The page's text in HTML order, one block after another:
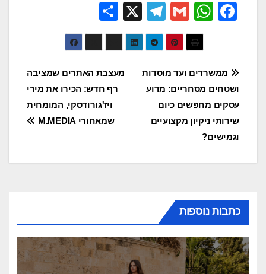
F
e
b
o
o
k
W
h
at
s
A
p
p
G
m
ail
T
el
e
gr
a
X
h
ar
e
ניווט
מעצבת האתרים שמציבה
רף חדש: הכירו את מירי
ויז'גורודסקי, המומחית
שמאחורי M.MEDIA
ממשרדים ועד מוסדות
ושטחים מסחריים: מדוע
עסקים מחפשים כיום
שירותי ניקיון מקצועיים
וגמישים?
כתבות נוספות